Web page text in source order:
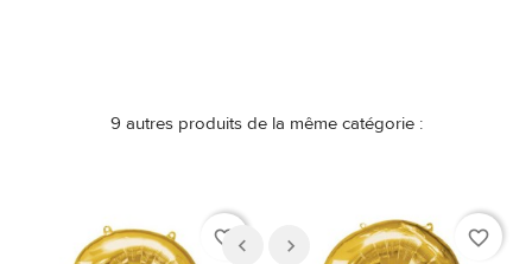
9 autres produits de la même catégorie :
favorite_border favorite_border